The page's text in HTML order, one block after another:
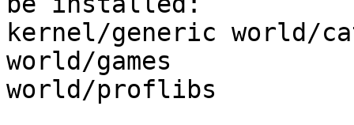
kernel/generic world/
world/games
world/proflibs